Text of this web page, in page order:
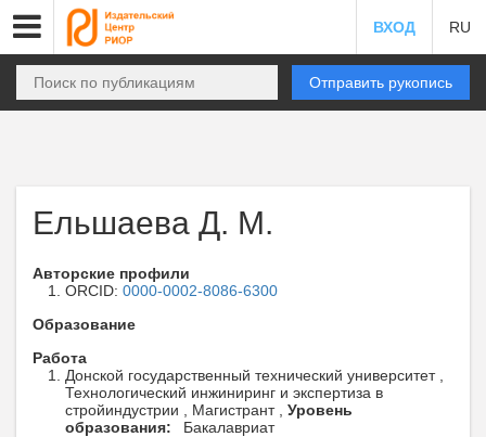
ВХОД RU
Отправить рукопись
Ельшаева Д. М.
Авторские профили
ORCID: 0000-0002-8086-6300
Образование
Работа
Донской государственный технический университет ,
Технологический инжиниринг и экспертиза в
стройиндустрии , Магистрант , Уровень
образования:
Бакалавриат